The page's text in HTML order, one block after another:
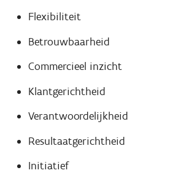
Flexibiliteit
Betrouwbaarheid
Commercieel inzicht
Klantgerichtheid
Verantwoordelijkheid
Resultaatgerichtheid
Initiatief